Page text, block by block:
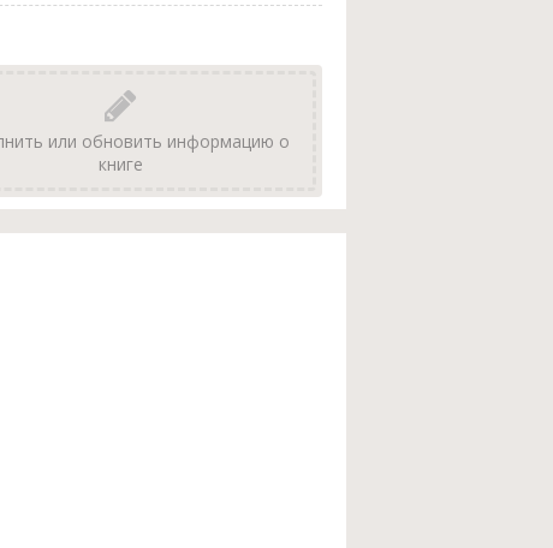
или обновить информацию о
книге